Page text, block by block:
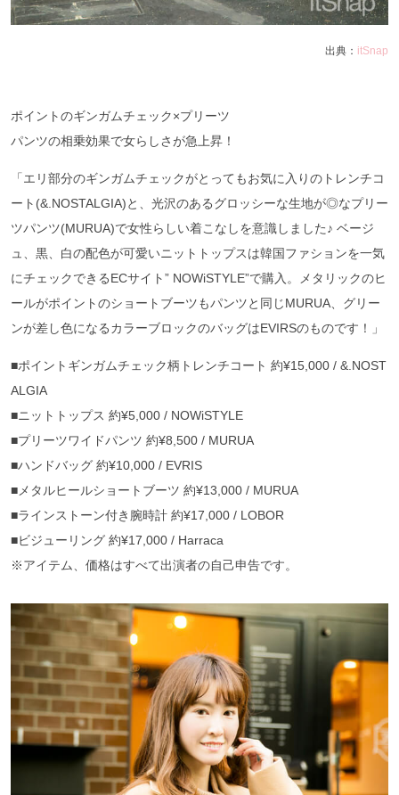
出典： itSnap
ポイントのギンガムチェック×プリーツ
パンツの相乗効果で女らしさが急上昇！
「エリ部分のギンガムチェックがとってもお気に入りのトレンチコ
ート(&.NOSTALGIA)と、光沢のあるグロッシーな生地が◎なプリー
ツパンツ(MURUA)で女性らしい着こなしを意識しました♪ ベージ
ュ、黒、白の配色が可愛いニットトップスは韓国ファションを一気
にチェックできるECサイト” NOWiSTYLE”で購入。メタリックのヒ
ールがポイントのショートブーツもパンツと同じMURUA、グリー
ンが差し色になるカラーブロックのバッグはEVIRSのものです！」
■ポイントギンガムチェック柄トレンチコート 約¥15,000 / &.NOST
ALGIA
■ニットトップス 約¥5,000 / NOWiSTYLE
■プリーツワイドパンツ 約¥8,500 / MURUA
■ハンドバッグ 約¥10,000 / EVRIS
■メタルヒールショートブーツ 約¥13,000 / MURUA
■ラインストーン付き腕時計 約¥17,000 / LOBOR
■ビジューリング 約¥17,000 / Harraca
※アイテム、価格はすべて出演者の自己申告です。